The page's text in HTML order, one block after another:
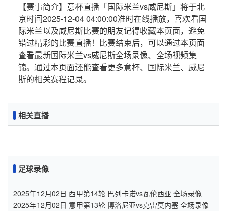
【赛事简介】意杯直播「国际米兰vs威尼斯」将于北
京时间2025-12-04 04:00:00准时在线播放，喜欢看国
际米兰以及威尼斯比赛的朋友记得收藏本页面，避免
错过精彩的比赛直播！比赛结束后，可以通过本页面
查看最新国际米兰vs威尼斯全场录像、全场视频集
锦。通过本页面还能查看更多意杯、国际米兰、威尼
斯的相关赛程记录。
相关直播
足球录像
2025年12月02日 西甲第14轮 巴列卡诺vs瓦伦西亚 全场录像
2025年12月02日 意甲第13轮 博洛尼亚vs克雷莫内塞 全场录像